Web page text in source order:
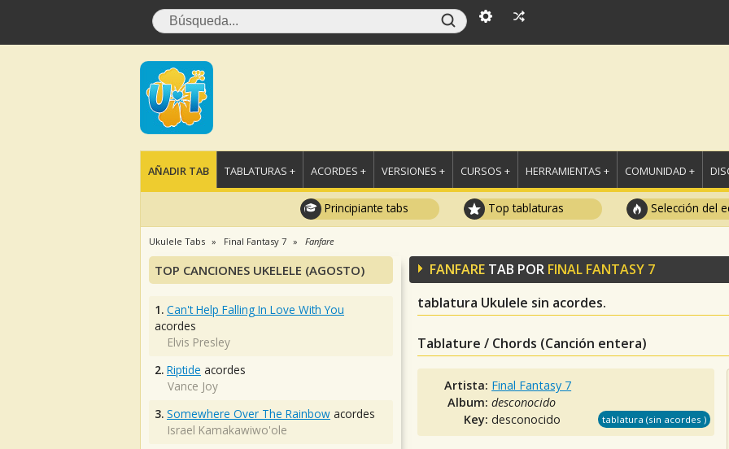
AÑADIR TAB TABLATURAS + ACORDES + VERSIONES + CURSOS + HERRAMIENTAS + COMUNIDAD +
Principiante tabs Top tablaturas Selección del
Ukulele Tabs Final Fantasy 7 Fanfare
FANFARE TAB POR FINAL FANTASY 7
tablatura Ukulele sin acordes.
Tablature / Chords (Canción entera)
Artista: Final Fantasy 7
Album:desconocido
Key:desconocido tablatura (sin acordes )
TOP CANCIONES UKELELE (AGOSTO)
1. Can't Help Falling In Love With You
acordes
Elvis Presley
2. Riptide acordes
Vance Joy
3. Somewhere Over The Rainbow acordes
Israel Kamakawiwo'ole